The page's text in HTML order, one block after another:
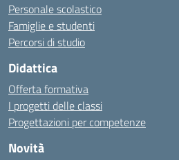
Personale scolastico
Famiglie e studenti
Percorsi di studio
Didattica
Offerta formativa
I progetti delle classi
Progettazioni per competenze
Novità